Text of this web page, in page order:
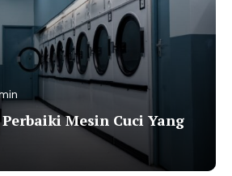
Mesin Cuci Yang